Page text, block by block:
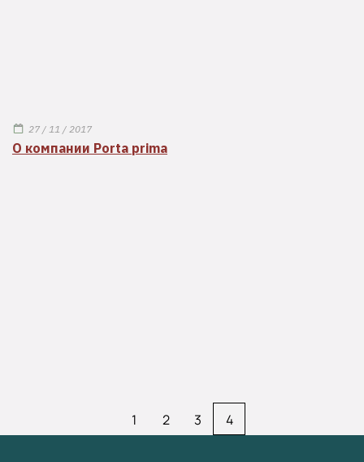
27 / 11 / 2017
О компании Porta prima
1 2 3 4